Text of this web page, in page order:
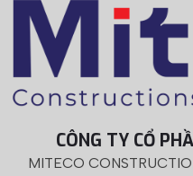
CÔNG TY CỔ
MITECO